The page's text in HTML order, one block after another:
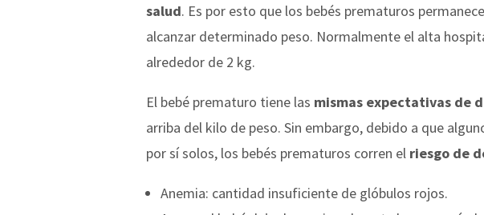
salud. Es por esto que los bebés prematuros
alcanzar determinado peso. Normalmente el alta
alrededor de 2 kg.
El bebé prematuro tiene las mismas expectativas de
arriba del kilo de peso. Sin embargo, debido a que
por sí solos, los bebés prematuros corren el riesgo de
Anemia: cantidad insuficiente de glóbulos rojos.